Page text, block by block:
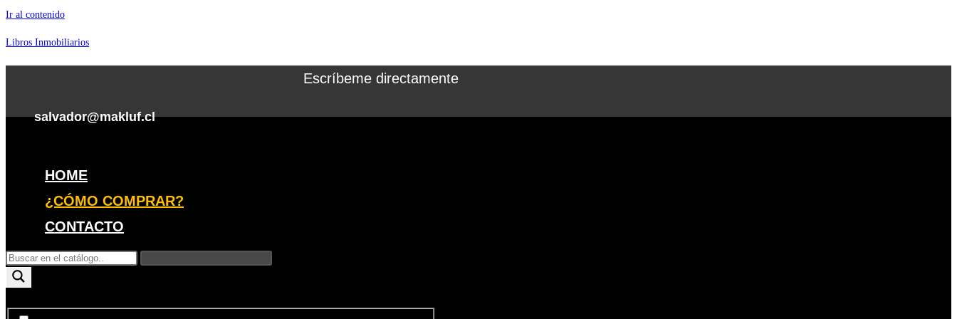
Ir al contenido
Libros Inmobiliarios
Escríbeme directamente
salvador@makluf.cl
HOME
¿CÓMO COMPRAR?
CONTACTO